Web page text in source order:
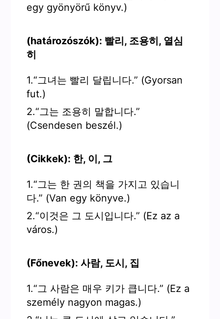
egy gyönyörű könyv.)
(határozószók): 빨리, 조용히, 열심
히
1.“그녀는 빨리 달립니다.” (Gyorsan
fut.)
2.“그는 조용히 말합니다.”
(Csendesen beszél.)
(Cikkek): 한, 이, 그
1.“그는 한 권의 책을 가지고 있습니
다.” (Van egy könyve.)
2.“이것은 그 도시입니다.” (Ez az a
város.)
(Főnevek): 사람, 도시, 집
1.“그 사람은 매우 키가 큽니다.” (Ez a
személy nagyon magas.)